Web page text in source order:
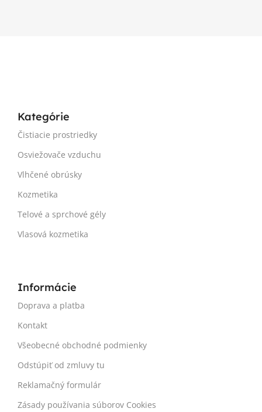
Kategórie
Čistiacie prostriedky
Osviežovače vzduchu
Vlhčené obrúsky
Kozmetika
Telové a sprchové gély
Vlasová kozmetika
Informácie
Doprava a platba
Kontakt
Všeobecné obchodné podmienky
Odstúpiť od zmluvy tu
Reklamačný formulár
Zásady používania súborov Cookies